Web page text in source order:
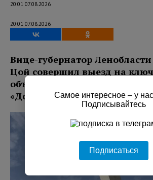
20:01 07.08.2026
20:01 07.08.2026
Вице-губернатор
Цой совершил выезд на
объекты мемориального
«Дорога жизни».Самое интересное – у
Подписывайтесь
Подписаться